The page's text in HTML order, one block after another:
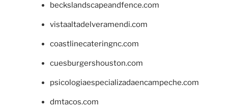
beckslandscapeandfence.com
vistaaltadelveramendi.com
coastlinecateringnc.com
cuesburgershouston.com
psicologiaespecializadaencampeche.com
dmtacos.com